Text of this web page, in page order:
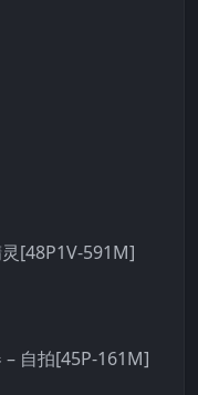
[48P1V-591M]
自拍[45P-161M]